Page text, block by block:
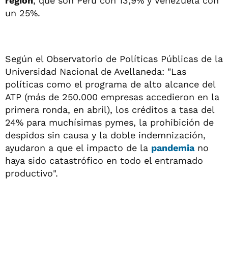
un 25%.
Según el Observatorio de Políticas Públicas de la
Universidad Nacional de Avellaneda: "Las
políticas como el programa de alto alcance del
ATP (más de 250.000 empresas accedieron en la
primera ronda, en abril), los créditos a tasa del
24% para muchísimas pymes, la prohibición de
despidos sin causa y la doble indemnización,
ayudaron a que el impacto de la pandemiano
haya sido catastrófico en todo el entramado
productivo".